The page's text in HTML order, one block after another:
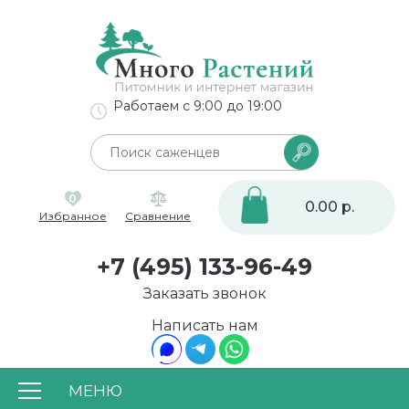
МЕНЮ
Написать нам
Работаем с 9:00 до 19:00
0
Избранное
Сравнение
0.00 р.
+7 (495) 133-96-49
Заказать звонок